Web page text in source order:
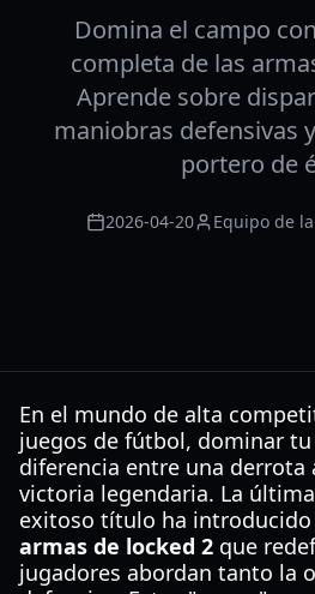
Domina el campo
completa de las
Aprende sobre
maniobras defensivas
portero de
2026-04-20 Equipo de
En el mundo de alta
juegos de fútbol, dominar tu
diferencia entre una derrota
victoria legendaria. La
exitoso título ha introducido
armas de locked 2 que
jugadores abordan tanto la